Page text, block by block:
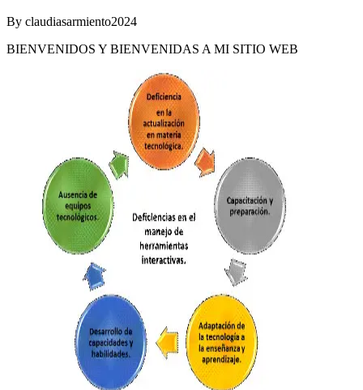
By claudiasarmiento2024
BIENVENIDOS Y BIENVENIDAS A MI SITIO WEB